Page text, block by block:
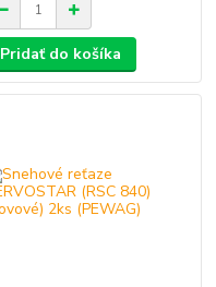
Pridať do košíka